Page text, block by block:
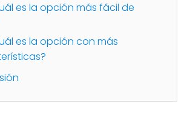
es la opción más fácil de
es la opción con más